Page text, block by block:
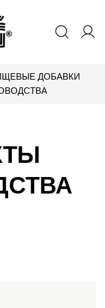
ДОБАВКИ